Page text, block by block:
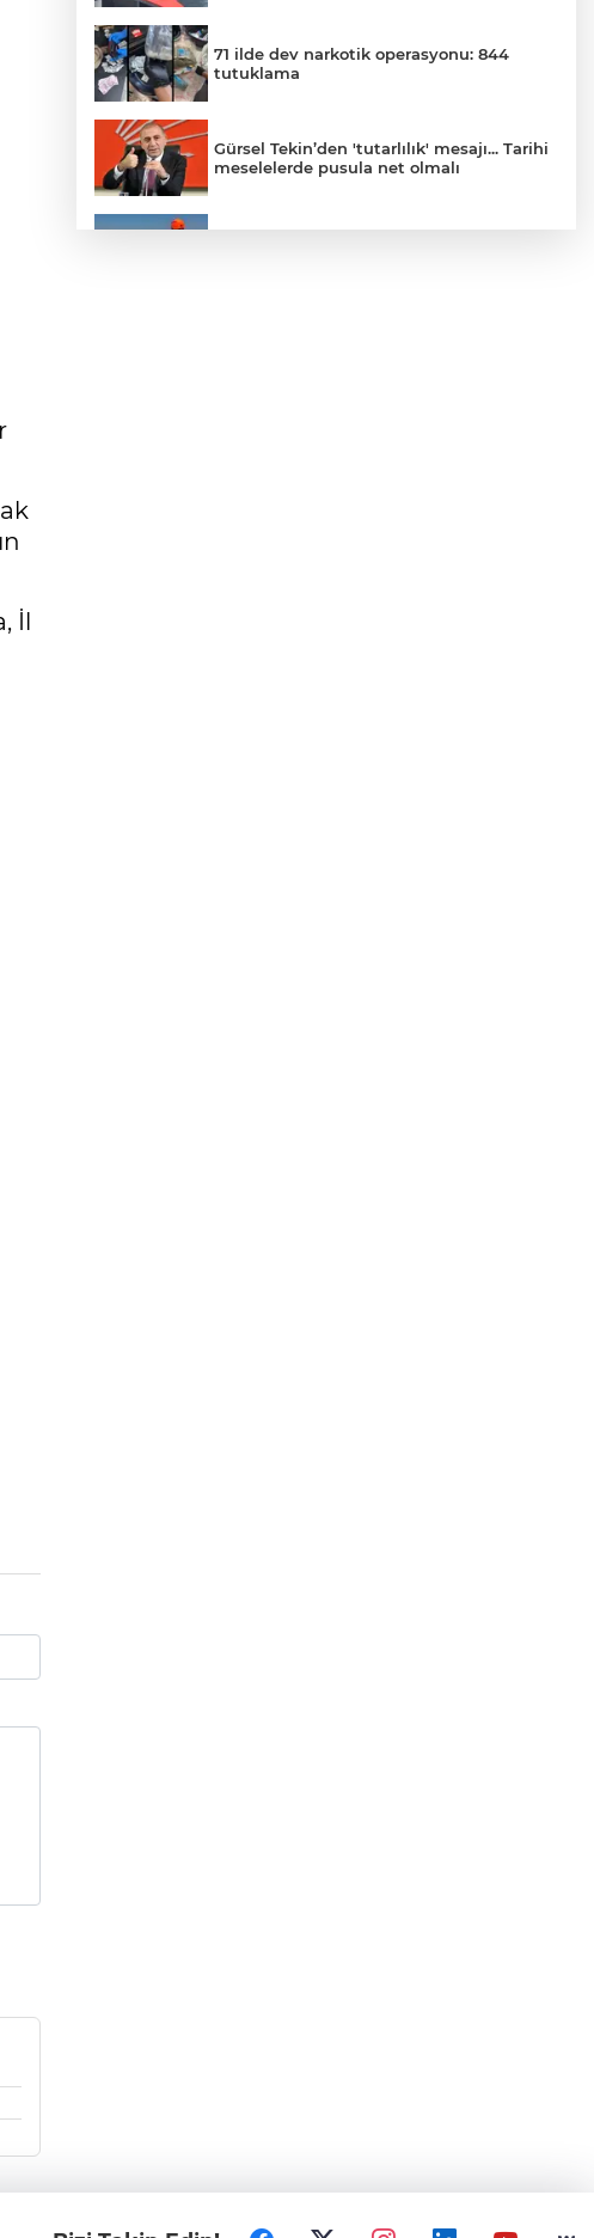
71 ilde dev narkotik operasyonu: 844
tutuklama
Gürsel Tekin’den 'tutarlılık' mesajı... Tarihi
meselelerde pusula net olmalı